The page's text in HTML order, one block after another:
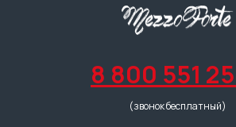
8 800 551
(звонок бесплатный)